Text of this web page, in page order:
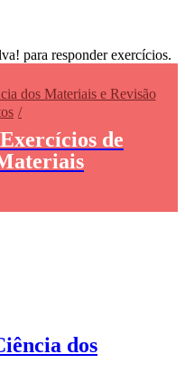
para responder exercícios.
dos Materiais e Revisão
de
dos